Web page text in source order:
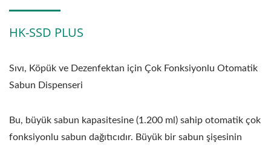
HK-SSD PLUS
Sıvı, Köpük ve Dezenfektan için Çok Fonksiyonlu Otomatik
Sabun Dispenseri
Bu, büyük sabun kapasitesine (1.200 ml) sahip otomatik çok
fonksiyonlu sabun dağıtıcıdır. Büyük bir sabun şişesinin